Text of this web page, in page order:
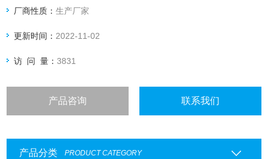
厂商性质：生产厂家
更新时间： 2022-11-02
访 问 量：3831
产品咨询 联系我们
产品分类 PRODUCT CATEGORY